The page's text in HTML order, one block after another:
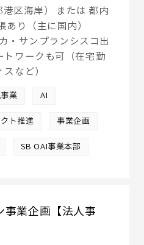
区海岸） または 都内
あり（主に国内）
・サンプランシスコ出
トワークも可（在宅勤
など）
業 AI
ト推進 事業企画
SB OAI事業本部
事業企画【法人事